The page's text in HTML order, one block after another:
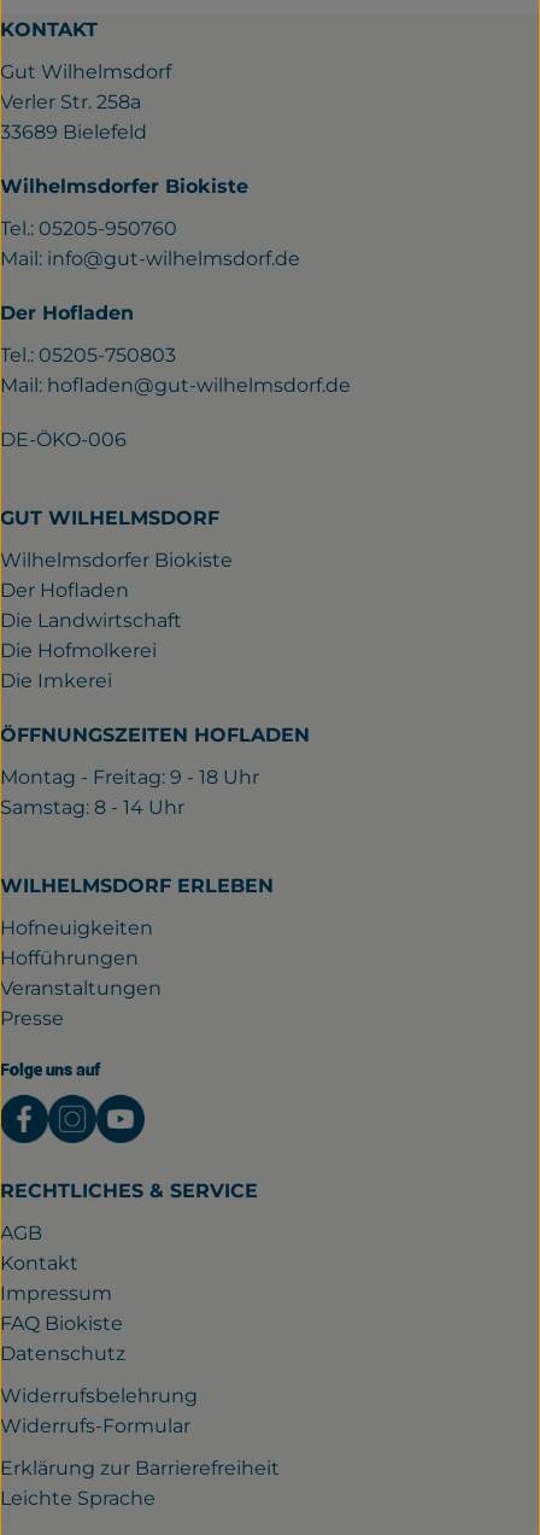
KONTAKT
Gut Wilhelmsdorf
Verler Str. 258a
33689 Bielefeld
Wilhelmsdorfer Biokiste
Tel.: 05205-950760
Mail: info@gut-wilhelmsdorf.de
Der Hofladen
Tel.: 05205-750803
Mail: hofladen@gut-wilhelmsdorf.de
DE-ÖKO-006
GUT WILHELMSDORF
Wilhelmsdorfer Biokiste
Der Hofladen
Die Landwirtschaft
Die Hofmolkerei
Die Imkerei
ÖFFNUNGSZEITEN HOFLADEN
Montag - Freitag: 9 - 18 Uhr
Samstag: 8 - 14 Uhr
WILHELMSDORF ERLEBEN
Hofneuigkeiten
Hofführungen
Veranstaltungen
Presse
Folge uns auf
Externer Link zu https://www.facebook.com/
Externer Link zu https://
Externer Link zu https://
RECHTLICHES & SERVICE
AGB
Kontakt
Impressum
FAQ Biokiste
Datenschutz
Widerrufsbelehrung
Widerrufs-Formular
Erklärung zur Barrierefreiheit
Leichte Sprache